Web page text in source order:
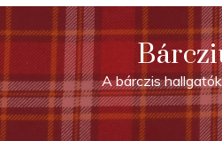
Skip
to
content
A bárczis